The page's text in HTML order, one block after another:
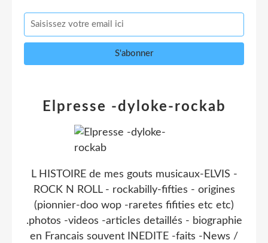
Elpresse -dyloke-rockab
L HISTOIRE de mes gouts musicaux-ELVIS -
ROCK N ROLL - rockabilly-fifties - origines
(pionnier-doo wop -raretes fifities etc etc)
.photos -videos -articles detaillés - biographie
en Francais souvent INEDITE -faits -News /